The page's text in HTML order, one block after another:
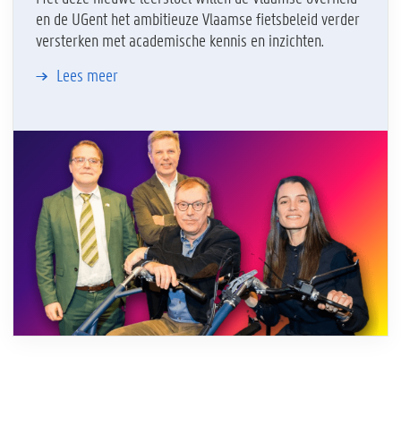
en de UGent het ambitieuze Vlaamse fietsbeleid verder
versterken met academische kennis en inzichten.
Lees meer